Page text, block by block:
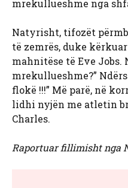
mrekullueshme nga
Natyrisht, tifozët
të zemrës, duke
mahnitëse të Eve Jobs.
mrekullueshme?”
flokë !!!” Më parë, në
lidhi nyjën me atletin
Charles.
Raportuar fillimisht nga